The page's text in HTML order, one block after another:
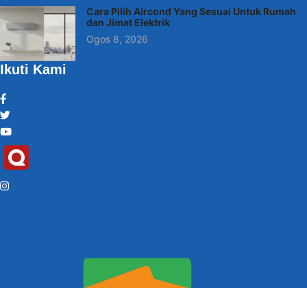
Cara Pilih Aircond Yang Sesuai Untuk Rumah
dan Jimat Elektrik
Ogos 8, 2026
Ikuti Kami